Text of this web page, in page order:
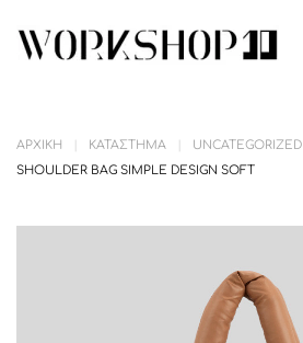
Skip to main content
ΑΡΧΙΚΉ ΚΑΤΆΣΤΗΜΑ UNCATEGORIZED
SHOULDER BAG SIMPLE DESIGN SOFT